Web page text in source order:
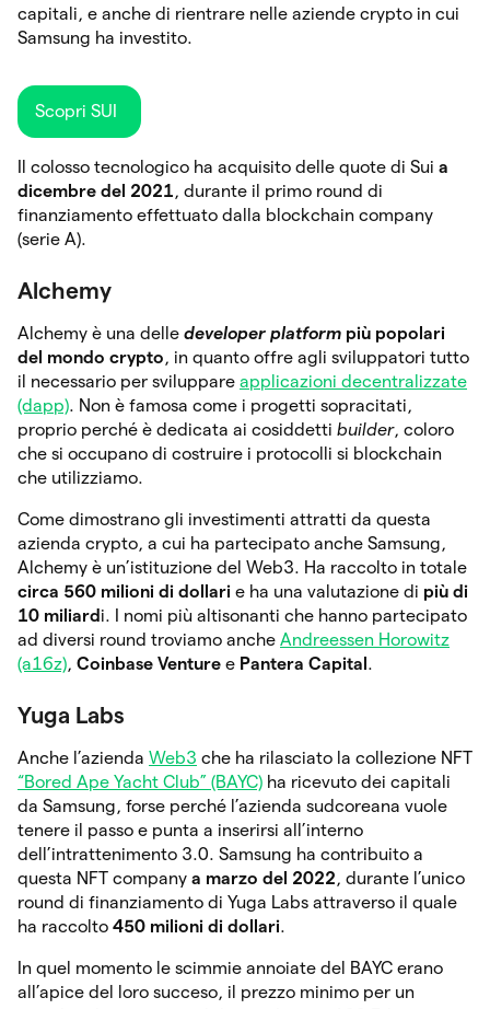
capitali, e anche di rientrare nelle aziende crypto in cui
Samsung ha investito.
Scopri SUI
Il colosso tecnologico ha acquisito delle quote di Sui a
dicembre del 2021, durante il primo round di
finanziamento effettuato dalla blockchain company
(serie A).
Alchemy
Alchemy è una delle developer platform più popolari
del mondo crypto, in quanto offre agli sviluppatori tutto
il necessario per sviluppare applicazioni decentralizzate
(dapp). Non è famosa come i progetti sopracitati,
proprio perché è dedicata ai cosiddetti builder, coloro
che si occupano di costruire i protocolli si blockchain
che utilizziamo.
Come dimostrano gli investimenti attratti da questa
azienda crypto, a cui ha partecipato anche Samsung,
Alchemy è un’istituzione del Web3. Ha raccolto in totale
circa 560 milioni di dollari e ha una valutazione di più di
10 miliard i. I nomi più altisonanti che hanno partecipato
ad diversi round troviamo anche Andreessen Horowitz
(a16z), Coinbase Venture e Pantera Capital .
Yuga Labs
Anche l’azienda Web3 che ha rilasciato la collezione NFT
“Bored Ape Yacht Club” (BAYC) ha ricevuto dei capitali
da Samsung, forse perché l’azienda sudcoreana vuole
tenere il passo e punta a inserirsi all’interno
dell’intrattenimento 3.0. Samsung ha contribuito a
questa NFT company a marzo del 2022, durante l’unico
round di finanziamento di Yuga Labs attraverso il quale
ha raccolto 450 milioni di dollari.
In quel momento le scimmie annoiate del BAYC erano
all’apice del loro succeso, il prezzo minimo per un